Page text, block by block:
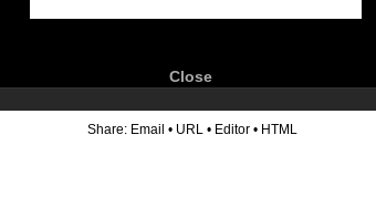
Close
Share: Email • URL • Editor • HTML